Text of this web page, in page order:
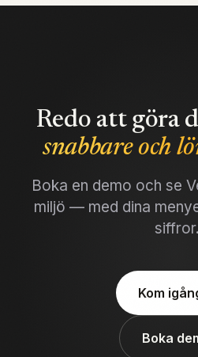
Redo att göra
snabbare och
Boka en demo och se
miljö — med dina
siffror.
Kom
Boka